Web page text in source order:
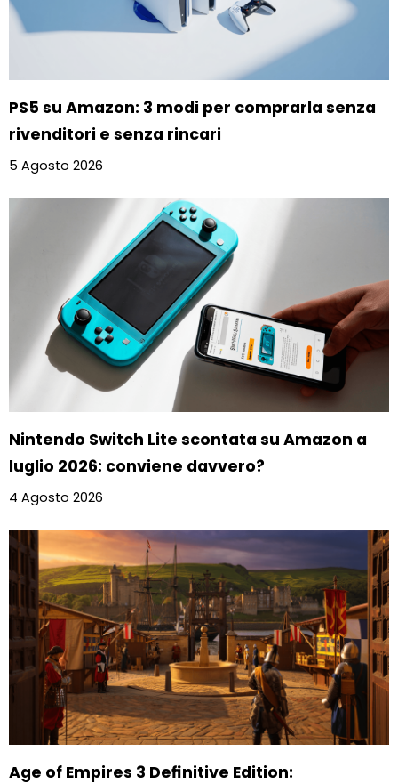
PS5 su Amazon: 3 modi per comprarla senza
rivenditori e senza rincari
5 Agosto 2026
Nintendo Switch Lite scontata su Amazon a
luglio 2026: conviene davvero?
4 Agosto 2026
Age of Empires 3 Definitive Edition: